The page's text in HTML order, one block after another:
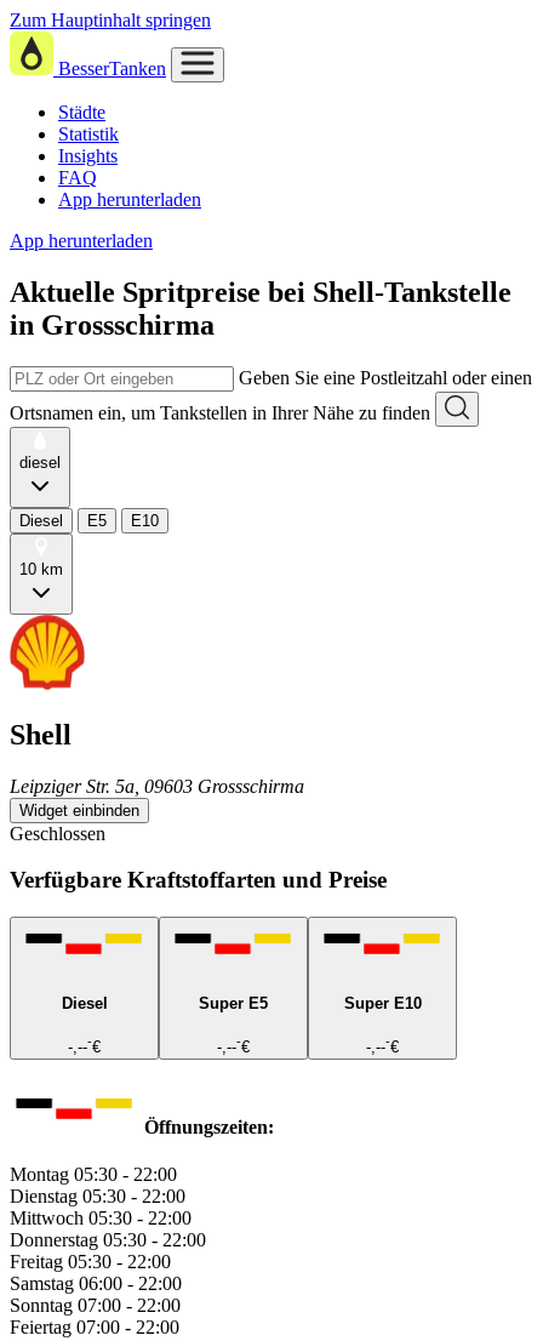
Zum Hauptinhalt springen
BesserTanken
Städte
Statistik
Insights
FAQ
App herunterladen
App herunterladen
Aktuelle Spritpreise bei Shell-Tankstelle
in Grossschirma
Geben Sie eine Postleitzahl oder einen
Ortsnamen ein, um Tankstellen in Ihrer Nähe zu finden
diesel
Diesel E5 E10
10 km
Shell
Leipziger Str. 5a, 09603 Grossschirma
Widget einbinden
Geschlossen
Verfügbare Kraftstoffarten und Preise
Diesel
-,---€
Super E5
-,---€
Super E10
-,---€
Öffnungszeiten:
Montag 05:30 - 22:00
Dienstag 05:30 - 22:00
Mittwoch 05:30 - 22:00
Donnerstag 05:30 - 22:00
Freitag 05:30 - 22:00
Samstag 06:00 - 22:00
Sonntag 07:00 - 22:00
Feiertag 07:00 - 22:00